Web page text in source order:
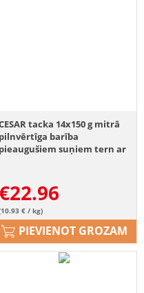
tacka 14x150 g mitrā
pilnvērtīga barība
pieaugušiem suņiem tern ar
€22.96
€ / kg)
PIEVIENOT GROZAM